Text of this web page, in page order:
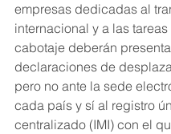
empresas dedicadas al
internacional y a las
cabotaje deberán
declaraciones de
pero no ante la sede
cada país y sí al registro
centralizado (IMI) con el